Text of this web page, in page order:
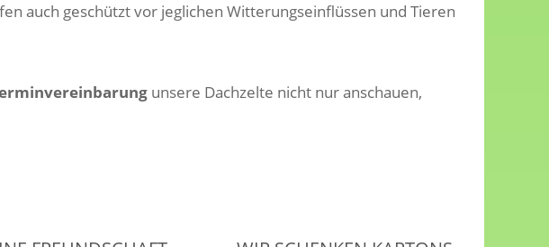
auch geschützt vor jeglichen Witterungseinflüssen und Tieren
unsere Dachzelte nicht nur anschauen,